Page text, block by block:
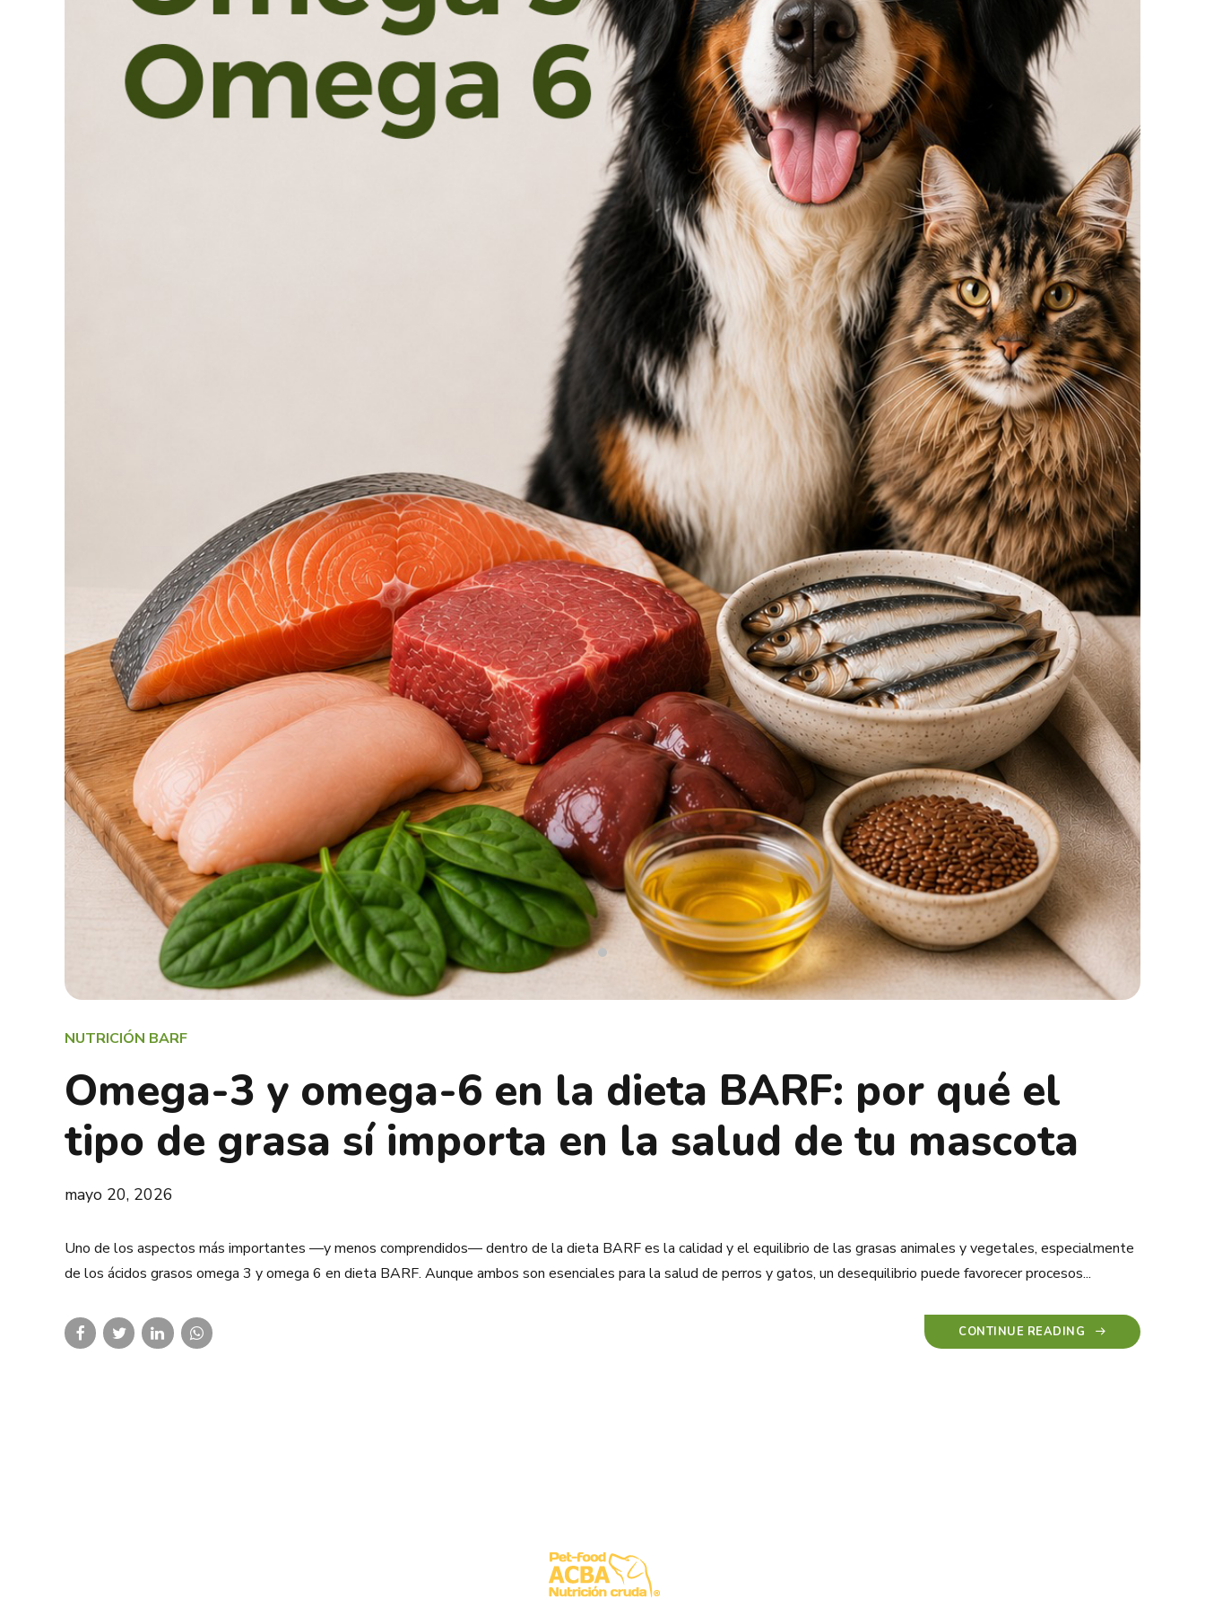
NUTRICIÓN BARF
Omega-3 y omega-6 en la dieta BARF: por qué el
tipo de grasa sí importa en la salud de tu mascota
mayo 20, 2026
Uno de los aspectos más importantes —y menos comprendidos— dentro de la dieta BARF es la calidad y el equilibrio de las grasas animales y vegetales, especialmente
de los ácidos grasos omega 3 y omega 6 en dieta BARF. Aunque ambos son esenciales para la salud de perros y gatos, un desequilibrio puede favorecer procesos...
CONTINUE READING